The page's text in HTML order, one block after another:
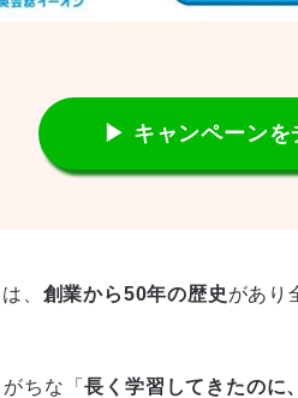
▶ キャンペーンを
、 創業から50年の歴史 があり
ちな「長く学習してきたのに